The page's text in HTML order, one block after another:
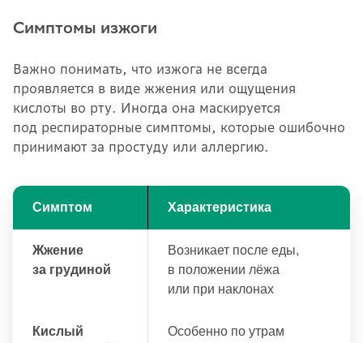
Симптомы изжоги
Важно понимать, что изжога не всегда
проявляется в виде жжения или ощущения
кислоты во рту. Иногда она маскируется
под респираторные симптомы, которые ошибочно
принимают за простуду или аллергию.
Симптом Характеристика
Жжение
за грудиной
Возникает после еды,
в положении лёжа
или при наклонах
Кислый
Особенно по утрам